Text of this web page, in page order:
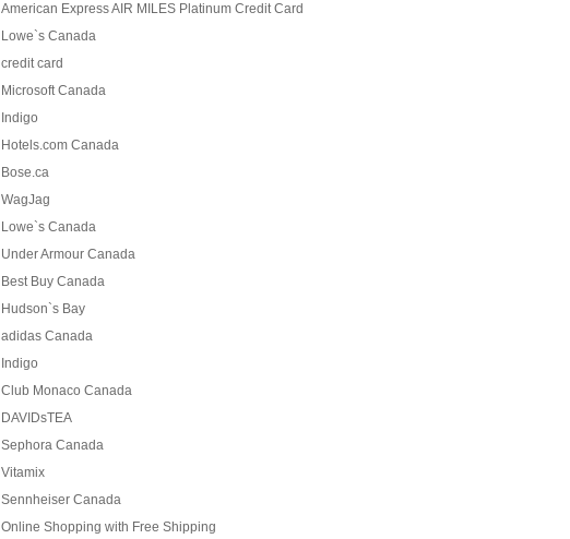
American Express AIR MILES Platinum Credit Card
Lowe`s Canada
credit card
Microsoft Canada
Indigo
Hotels.com Canada
Bose.ca
WagJag
Lowe`s Canada
Under Armour Canada
Best Buy Canada
Hudson`s Bay
adidas Canada
Indigo
Club Monaco Canada
DAVIDsTEA
Sephora Canada
Vitamix
Sennheiser Canada
Online Shopping with Free Shipping